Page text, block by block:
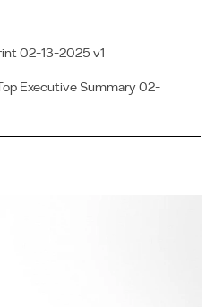
02-13-2025 v1
Executive Summary 02-